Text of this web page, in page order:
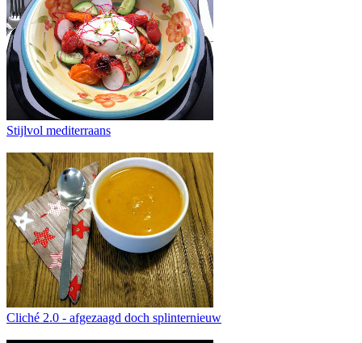
Stijlvol mediterraans
Cliché 2.0 - afgezaagd doch splinternieuw